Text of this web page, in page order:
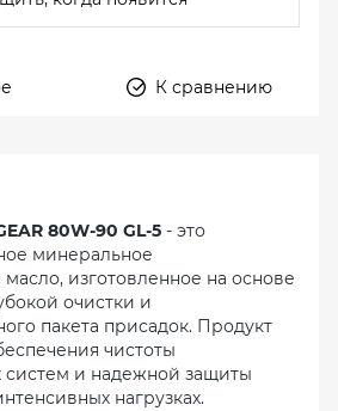
К сравнению
80W-90 GL-5 - это
минеральное
изготовленное на основе
очистки и
пакета присадок. Продукт
чистоты
систем и надежной защиты
нагрузках.